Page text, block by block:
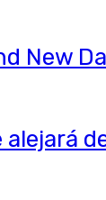
New